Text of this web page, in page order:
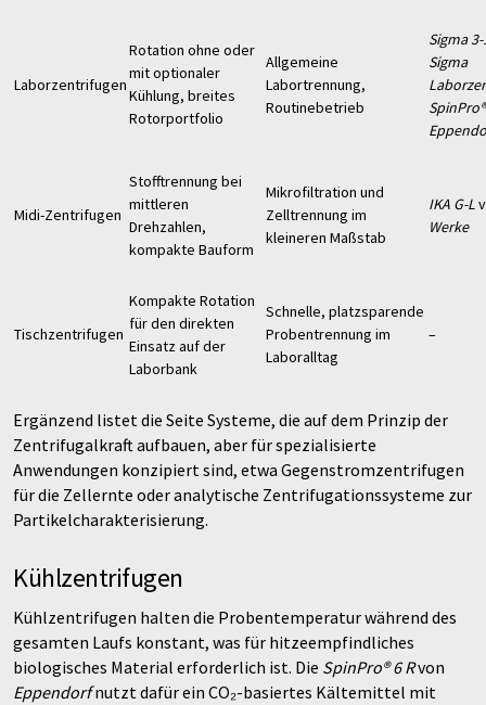
Laborzentrifugen
Rotation ohne oder
mit optionaler
Kühlung, breites
Rotorportfolio
Allgemeine
Labortrennung,
Routinebetrieb
Sigma
Sigma
Midi-Zentrifugen
Stofftrennung bei
mittleren
Drehzahlen,
kompakte Bauform
Mikrofiltration und
Zelltrennung im
kleineren Maßstab
IKA G-L
Werke
Tischzentrifugen
Kompakte Rotation
für den direkten
Einsatz auf der
Laborbank
Schnelle, platzsparende
Probentrennung im
Laboralltag
–
Ergänzend listet die Seite Systeme, die auf dem Prinzip der
Zentrifugalkraft aufbauen, aber für spezialisierte
Anwendungen konzipiert sind, etwa Gegenstromzentrifugen
für die Zellernte oder analytische Zentrifugationssysteme zur
Partikelcharakterisierung.
Kühlzentrifugen
Kühlzentrifugen halten die Probentemperatur während des
gesamten Laufs konstant, was für hitzeempfindliches
biologisches Material erforderlich ist. Die SpinPro® 6 Rvon
Eppendorfnutzt dafür ein CO₂-basiertes Kältemittel mit